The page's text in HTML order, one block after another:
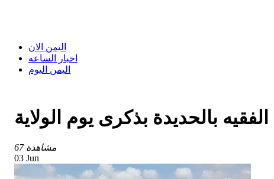
اليمن الان
اخبار الساعه
اليمن اليوم
بالحديدة بذكرى يوم الولاية
67 مشاهدة
03 Jun